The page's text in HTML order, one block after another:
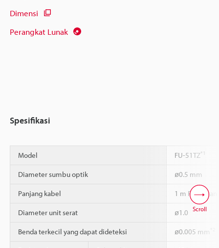
Dimensi
Perangkat Lunak
Spesifikasi
Model FU-51TZ*1
Diameter sumbu optik ø0.5 mm
Panjang kabel 1 m
Diameter unit serat ø1.0
Benda terkecil yang dapat dideteksi ø0.005 mm
Scroll